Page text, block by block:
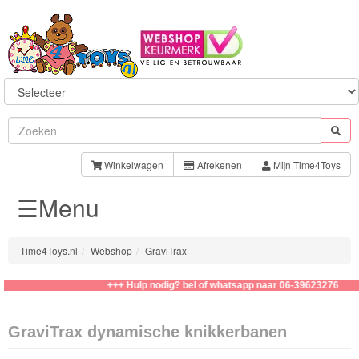
Winkelwagen Afrekenen Mijn Time4Toys
Sylvanian
Families
Aquabeads
Baby
Born
Annabell
☰Menu
Time4Toys.nl Webshop GraviTrax
+++ Hulp nodig? bel of whatsapp naar 06-39623276
GraviTrax dynamische knikkerbanen